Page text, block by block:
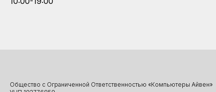
Общество с Ограниченной Ответственностью «Компьютеры Айвен»